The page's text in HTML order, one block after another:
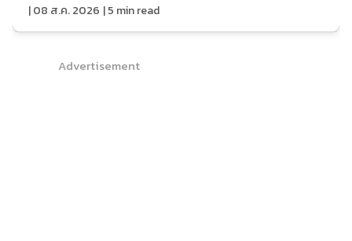
|08 ส.ค. 2026 |5 min read
Advertisement